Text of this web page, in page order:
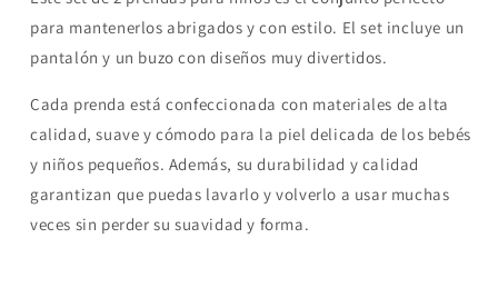
para mantenerlos abrigados y con estilo. El set incluye un
pantalón y un buzo con diseños muy divertidos.
Cada prenda está confeccionada con materiales de alta
calidad, suave y cómodo para la piel delicada de los bebés
y niños pequeños. Además, su durabilidad y calidad
garantizan que puedas lavarlo y volverlo a usar muchas
veces sin perder su suavidad y forma.